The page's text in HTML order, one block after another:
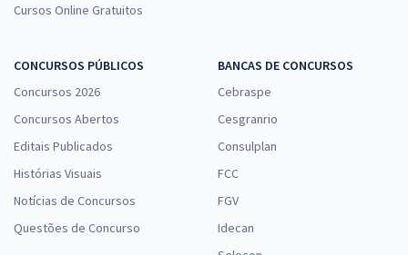
Cursos Online Gratuitos
CONCURSOS PÚBLICOS
Concursos 2026
Concursos Abertos
Editais Publicados
Histórias Visuais
Notícias de Concursos
Questões de Concurso
BANCAS DE CONCURSOS
Cebraspe
Cesgranrio
Consulplan
FCC
FGV
Idecan